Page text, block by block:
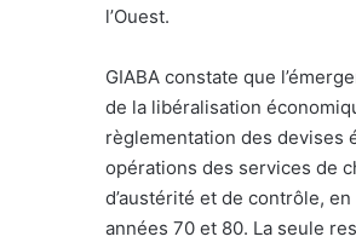
l’Ouest.
GIABA constate que
de la libéralisation
règlementation des devises
opérations des services de
d’austérité et de contrôle,
années 70 et 80. La seule